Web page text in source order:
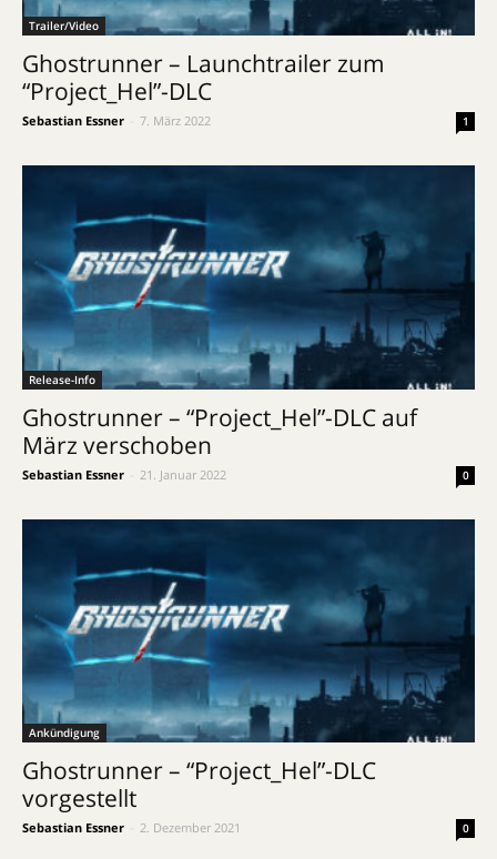
Trailer/Video
Ghostrunner – Launchtrailer zum
“Project_Hel”-DLC
Sebastian Essner 7. März 2022 1
Release-Info
Ghostrunner – “Project_Hel”-DLC auf
März verschoben
Sebastian Essner 21. Januar 2022 0
Ankündigung
Ghostrunner – “Project_Hel”-DLC
vorgestellt
Sebastian Essner 2. Dezember 2021 0